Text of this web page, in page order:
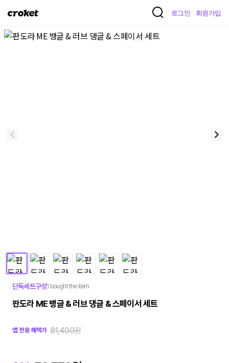
크
켓
로그인 회원가입
단독세트구성1 bought the item
판도라 ME 뱅글 & 러브 댕글 & 스페이서 세트
앱 전용 혜택가 81,400원